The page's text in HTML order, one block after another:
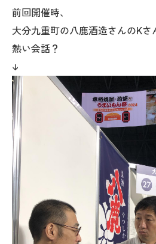
前回開催時、
大分九重町の八鹿酒造さんのKさ
熱い会話？
↓